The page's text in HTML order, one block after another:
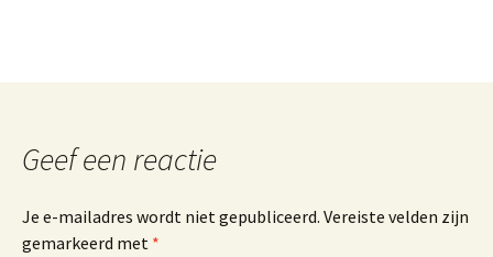
Geef een reactie
Je e-mailadres wordt niet gepubliceerd. Vereiste velden zijn
gemarkeerd met *